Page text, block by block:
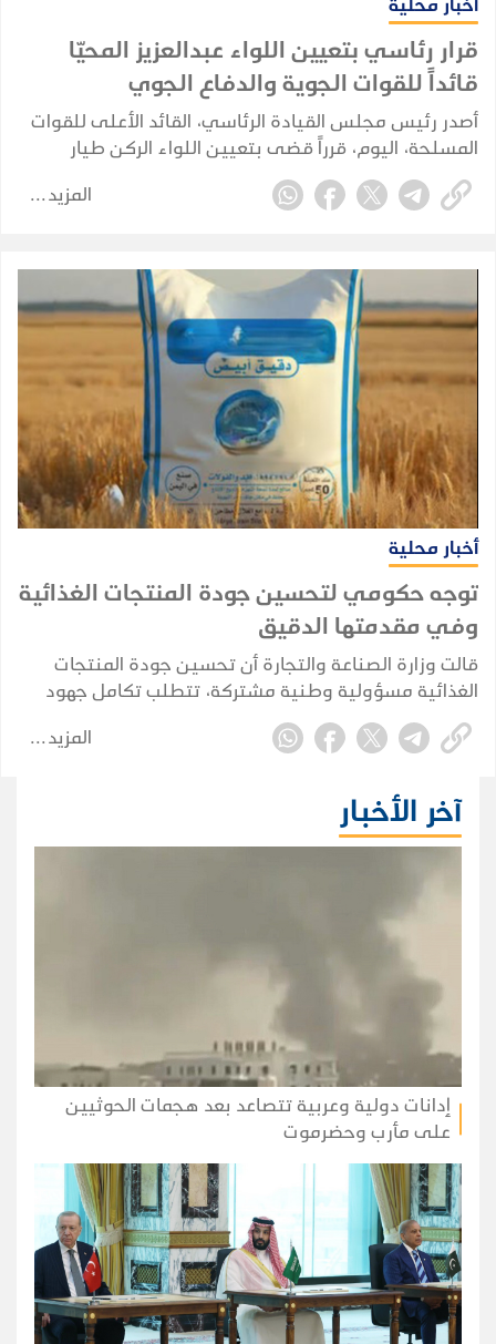
قرار رئاسي بتعيين اللواء عبدالعزيز المحيّا
قائداً للقوات الجوية والدفاع الجوي
أصدر رئيس مجلس القيادة الرئاسي، القائد الأعلى للقوات
المسلحة، اليوم، قرراً قضى بتعيين اللواء الركن طيار
عبدالعزيز سعيد هزاع المحيا قائداً للقوات الجوية والدفاع
الجوي.
المزيد
أخبار محلية
توجه حكومي لتحسين جودة المنتجات الغذائية
وفي مقدمتها الدقيق
قالت وزارة الصناعة والتجارة أن تحسين جودة المنتجات
الغذائية مسؤولية وطنية مشتركة، تتطلب تكامل جهود
الدولة والقطاع الخاص.. وأكدت استمرارها بدعم المبادرات
والبرامج الهادفة إلى الارتقاء بجودة السلع الأساسية،
استقرار الأسواق، بما يخدم المصلحة العامة ويدعم مسارات
التنمية الاقتصادية المستدامة.
المزيد
آخر الأخبار
إدانات دولية وعربية تتصاعد بعد هجمات الحوثيين
على مأرب وحضرموت